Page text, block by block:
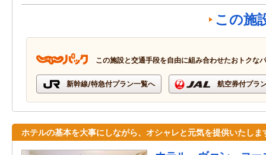
この施
この施設と交通手段を自由に組み合わせたおトクな
新幹線/特急付プラン一覧へ 航空券付プラ
ホテルの基本を大事にしながら、オシャレと元気を提供いたしま